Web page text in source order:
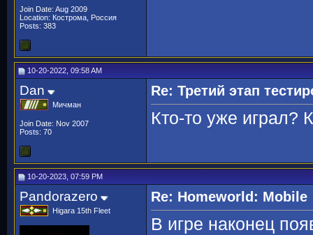
Join Date: Aug 2009
Location: Кострома, Россия
Posts: 383
10-20-2022, 09:58 AM
Dan
Мичман
Join Date: Nov 2007
Posts: 70
Re: Третий этап
Кто-то уже играл?
10-20-2023, 07:59 PM
Pandorazero
Higara 15th Fleet
Re: Homeworld: Mobile
В игре наконец